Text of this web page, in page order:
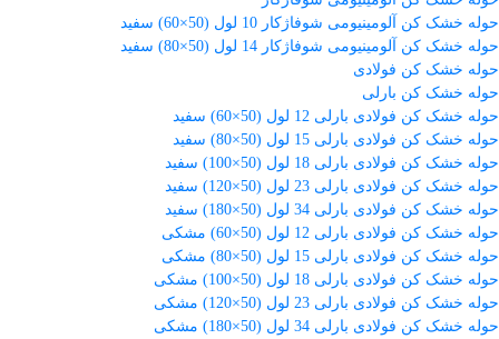
حوله خشک کن آلومینیومی شوفاژکار 10 لول (50×60) سفید
حوله خشک کن آلومینیومی شوفاژکار 14 لول (50×80) سفید
حوله خشک کن فولادی
حوله خشک کن بارلی
حوله خشک کن فولادی بارلی 12 لول (50×60) سفید
حوله خشک کن فولادی بارلی 15 لول (50×80) سفید
حوله خشک کن فولادی بارلی 18 لول (50×100) سفید
حوله خشک کن فولادی بارلی 23 لول (50×120) سفید
حوله خشک کن فولادی بارلی 34 لول (50×180) سفید
حوله خشک کن فولادی بارلی 12 لول (50×60) مشکی
حوله خشک کن فولادی بارلی 15 لول (50×80) مشکی
حوله خشک کن فولادی بارلی 18 لول (50×100) مشکی
حوله خشک کن فولادی بارلی 23 لول (50×120) مشکی
حوله خشک کن فولادی بارلی 34 لول (50×180) مشکی